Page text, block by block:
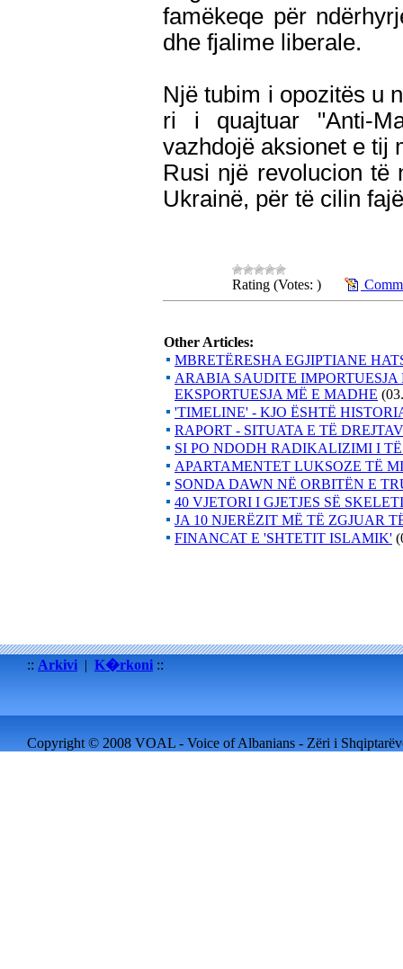
famëkeqe për
dhe fjalime liberale.
Një tubim i opozitës u
ri i quajtuar "Anti-
vazhdojë aksionet e tij
Rusi një revolucion të
Ukrainë, për të cilin
Rating (Votes: )
Other Articles:
MBRETËRESHA EGJIPTIANE
ARABIA SAUDITE
EKSPORTUESJA MË E MADHE
'TIMELINE' - KJO ËSHTË
RAPORT - SITUATA E TË
SI PO NDODH RADIKALIZIMI I
APARTAMENTET LUKSOZE TË
SONDA DAWN NË ORBITËN E
40 VJETORI I GJETJES SË
JA 10 NJERËZIT MË TË ZGJUAR
FINANCAT E 'SHTETIT ISLAMIK'
:: Arkivi | K�rkoni ::
Copyright © 2008 VOAL - Voice of Albanians - Zëri i